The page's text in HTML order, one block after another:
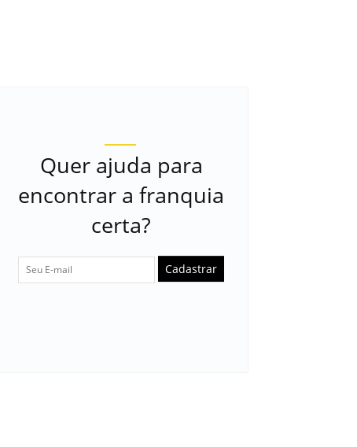
Quer ajuda para
encontrar a franquia
certa?
Cadastrar